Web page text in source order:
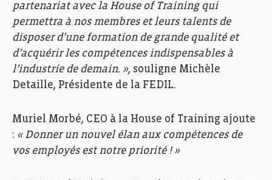
partenariat avec la House of Training qui
permettra à nos membres et leurs talents de
disposer d’une formation de grande qualité et
d’acquérir les compétences indispensables à
l’industrie de demain. », souligne Michèle
Detaille, Présidente de la FEDIL.
Muriel Morbé, CEO à la House of Training ajoute
: « Donner un nouvel élan aux compétences de
vos employés est notre priorité ! »